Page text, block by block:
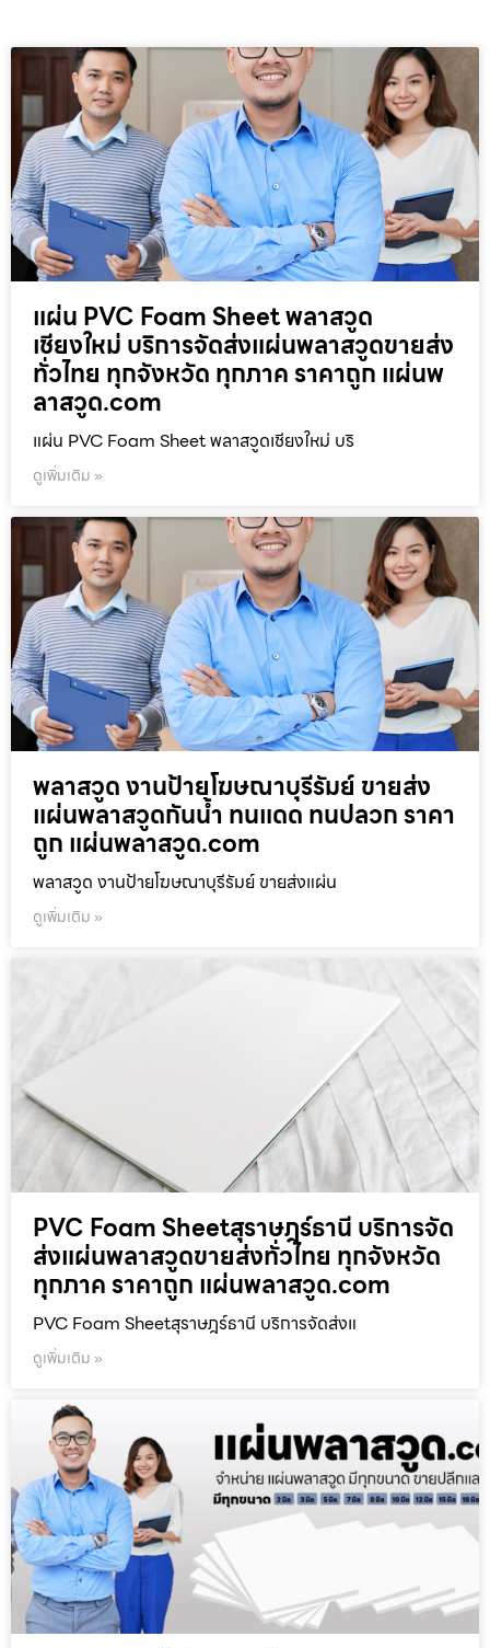
แผ่น PVC Foam Sheet พลาสวูด
เชียงใหม่ บริการจัดส่งแผ่นพลาสวูดขายส่ง
ทั่วไทย ทุกจังหวัด ทุกภาค ราคาถูก แผ่นพ
ลาสวูด.com
แผ่น PVC Foam Sheet พลาสวูดเชียงใหม่ บริ
ดูเพิ่มเติม »
พลาสวูด งานป้ายโฆษณาบุรีรัมย์ ขายส่ง
แผ่นพลาสวูดกันน้ำ ทนแดด ทนปลวก ราคา
ถูก แผ่นพลาสวูด.com
พลาสวูด งานป้ายโฆษณาบุรีรัมย์ ขายส่งแผ่น
ดูเพิ่มเติม »
PVC Foam Sheetสุราษฎร์ธานี บริการจัด
ส่งแผ่นพลาสวูดขายส่งทั่วไทย ทุกจังหวัด
ทุกภาค ราคาถูก แผ่นพลาสวูด.com
PVC Foam Sheetสุราษฎร์ธานี บริการจัดส่งแ
ดูเพิ่มเติม »